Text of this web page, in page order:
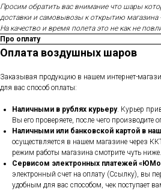
Просим обратить вас внимание что шары
доставки и самовывозы к открытию магазина
На качество и время полета это не как не
Про оплату
Оплата воздушных шаров
Заказывая продукцию в нашем интернет-
для вас способ оплаты:
Наличными в рублях курьеру. Курьер
Вы его проверяете, после чего производите
Наличными или банковской картой в
осуществляется в нашем магазине через
режим работы магазина смотрите чуть ниже.
Сервисом электронных платежей
электронный счет на оплату (Ссылку), вы
удобным для вас способом, чек поступает